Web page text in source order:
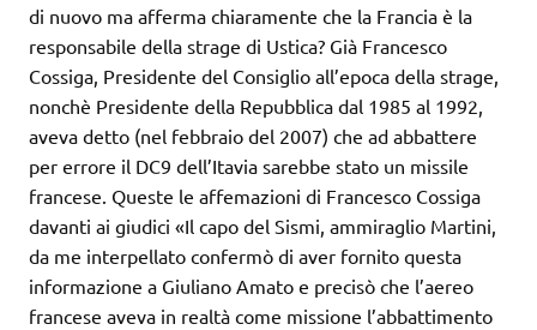
di nuovo ma afferma chiaramente che la Francia è la
responsabile della strage di Ustica? Già Francesco
Cossiga, Presidente del Consiglio all’epoca della strage,
nonchè Presidente della Repubblica dal 1985 al 1992,
aveva detto (nel febbraio del 2007) che ad abbattere
per errore il DC9 dell’Itavia sarebbe stato un missile
francese. Queste le affemazioni di Francesco Cossiga
davanti ai giudici «Il capo del Sismi, ammiraglio Martini,
da me interpellato confermò di aver fornito questa
informazione a Giuliano Amato e precisò che l’aereo
francese aveva in realtà come missione l’abbattimento